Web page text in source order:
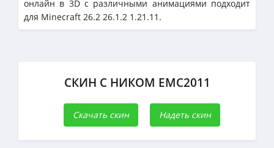
онлайн в 3D с различными анимациями подходит
для Minecraft 26.2 26.1.2 1.21.11.
СКИН С НИКОМ EMC2011
Скачать скин Надеть скин